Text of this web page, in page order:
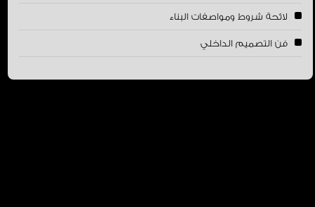
لائحة شروط ومواصفات البناء
فن التصميم الداخلي